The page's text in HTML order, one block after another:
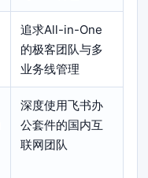
追求All-in-One
的极客团队与多
业务线管理
深度使用飞书办
公套件的国内互
联网团队